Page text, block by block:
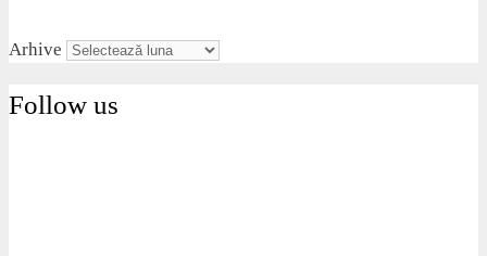
Arhive
Follow us